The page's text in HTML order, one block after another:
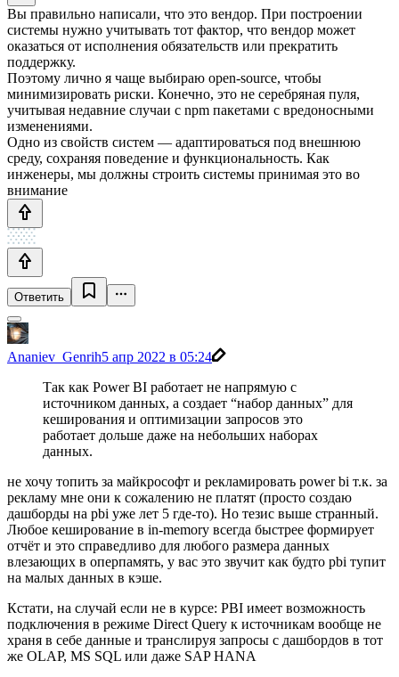
Вы правильно написали, что это вендор. При построении
системы нужно учитывать тот фактор, что вендор может
оказаться от исполнения обязательств или прекратить
поддержку.
Поэтому лично я чаще выбираю open-source, чтобы
минимизировать риски. Конечно, это не серебряная пуля,
учитывая недавние случаи с npm пакетами с вредоносными
изменениями.
Одно из свойств систем — адаптироваться под внешнюю
среду, сохраняя поведение и функциональность. Как
инженеры, мы должны строить системы принимая это во
внимание
Ответить
Ananiev_Genrih5 апр 2022 в 05:24
Так как Power BI работает не напрямую с
источником данных, а создает “набор данных” для
кеширования и оптимизации запросов это
работает дольше даже на небольших наборах
данных.
не хочу топить за майкрософт и рекламировать power bi т.к. за
рекламу мне они к сожалению не платят (просто создаю
дашборды на pbi уже лет 5 где-то). Но тезис выше странный.
Любое кеширование в in-memory всегда быстрее формирует
отчёт и это справедливо для любого размера данных
влезающих в оперпамять, у вас это звучит как будто pbi тупит
на малых данных в кэше.
Кстати, на случай если не в курсе: PBI имеет возможность
подключения в режиме Direct Query к источникам вообще не
храня в себе данные и транслируя запросы с дашбордов в тот
же OLAP, MS SQL или даже SAP HANA